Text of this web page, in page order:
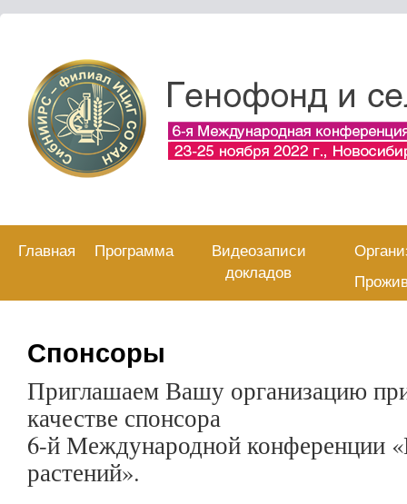
to
Главная Программа
Видеозаписи
докладов
Спонсоры
Приглашаем Вашу организацию
качестве спонсора
6-й Международной конференции
растений».